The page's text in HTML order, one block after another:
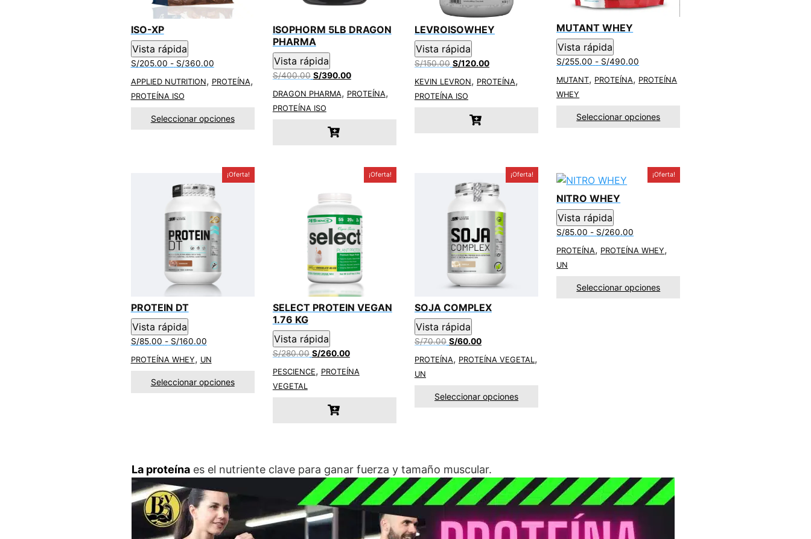
ISO-XP
Vista rápida
S/205.00 - S/360.00Rango
precios:
hasta
APPLIED NUTRITION, PROTEÍNA,
PROTEÍNA ISO
Seleccionar opciones
ISOPHORM 5LB DRAGON
PHARMA
Vista rápida
S/400.00 El
original
era:
S/390.00El
precio
actual
DRAGON PHARMA, PROTEÍNA,
PROTEÍNA ISO
LEVROISOWHEY
Vista rápida
S/150.00 El
original
era:
S/120.00El
precio
actual
KEVIN LEVRON, PROTEÍNA,
PROTEÍNA ISO
MUTANT WHEY
Vista rápida
S/255.00 - S/490.00
precios:
hasta
MUTANT, PROTEÍNA, PROTEÍNA
WHEY
Seleccionar opciones
¡Oferta!
PROTEIN DT
Vista rápida
S/85.00 - S/160.00Rango
precios:
desde
S/85.00
PROTEÍNA WHEY, UN
Seleccionar opciones
¡Oferta!
SELECT PROTEIN VEGAN
1.76 KG
Vista rápida
S/280.00 El
original
S/260.00El
actual
PESCIENCE, PROTEÍNA
VEGETAL
¡Oferta!
SOJA COMPLEX
Vista rápida
S/70.00 El
original
S/60.00El
precio
actual
PROTEÍNA, PROTEÍNA VEGETAL ,
UN
Seleccionar opciones
¡Oferta!
NITRO WHEY
Vista rápida
S/85.00 - S/260.00
precios:
hasta
PROTEÍNA, PROTEÍNA WHEY,
UN
Seleccionar opciones
La proteínaes el nutriente clave para ganar fuerza y ​​tamaño muscular.